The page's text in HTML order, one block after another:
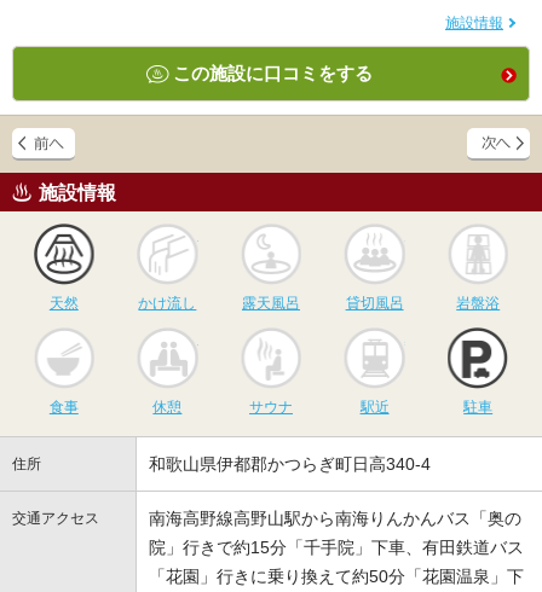
施設情報
この施設に口コミをする
施設情報
天然
かけ流し
かけ流し
露天風呂
露天風呂
貸切風呂
貸切風呂 岩盤浴
食事 休憩
サウナ
サウナ 駅近 駐車
住所 和歌山県伊都郡かつらぎ町日高340-4
交通アクセス
南海高野線高野山駅から南海りんかんバス「奥の
院」行きで約15分「千手院」下車、有田鉄道バス
「花園」行きに乗り換えて約50分「花園温泉」下